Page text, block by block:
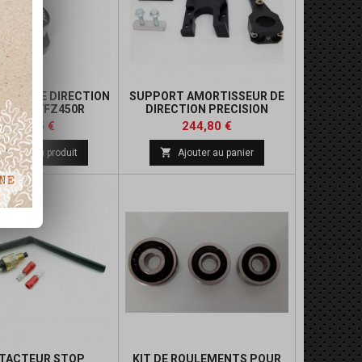
DE DIRECTION
YFZ450R
Prix
696,15 €Prix
de
base
Détails du produit
SUPPORT AMORTISSEUR DE
DIRECTION PRECISION
YFZ450R
Prix
244,80 €Prix
de
base
 Ajouter au panier
STOP
KIT DE ROULEMENTS POUR